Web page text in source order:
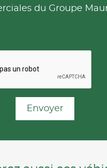
du Groupe
Envoyer